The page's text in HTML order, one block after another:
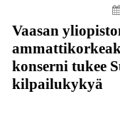
Vaasan
konserni tukee
kilpailukykyä